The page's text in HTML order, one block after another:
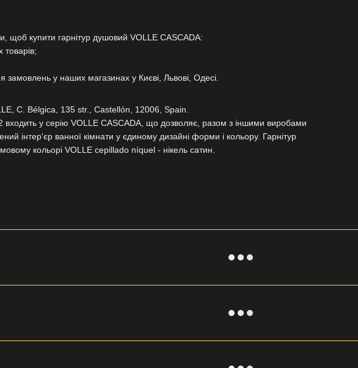
щоб купити гарнітур душовий VOLLE CASCADA:
товарів;
замовлень у наших магазинах у Києві, Львові, Одесі.
C. Bélgica, 135 str., Castellón, 12006, Spain.
входить у серію VOLLE CASCADA, що дозволяє, разом з іншими виробами
інтер'єр ванної кімнати у єдиному дизайні форми і кольору. Гарнітур
кольорі VOLLE cepillado níquel - нікель сатин.